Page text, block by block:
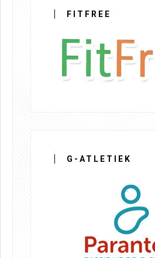
FITFREE
G-ATLETIEK